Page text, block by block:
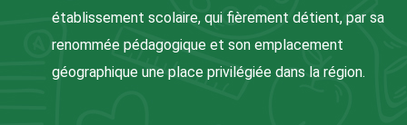
établissement scolaire, qui fièrement détient, par sa
renommée pédagogique et son emplacement
géographique une place privilégiée dans la région.